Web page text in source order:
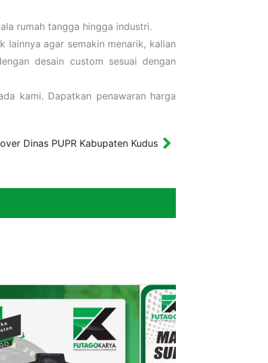
rumah tangga hingga industri.
agar semakin menarik, kalian
desain custom sesuai dengan
kami. Dapatkan penawaran harga
Dinas PUPR Kabupaten KudusNext